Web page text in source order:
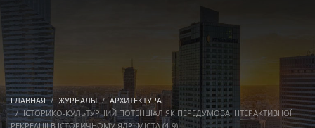
ГЛАВНАЯ ЖУРНАЛЫ
АРХИТЕКТУРА
ІСТОРИКО-КУЛЬТУРНИЙ ПОТЕНЦІАЛ ЯК ПЕРЕДУМОВА ІНТЕРАКТИВНОЇ
РЕКРЕАЦІЇ В ІСТОРИЧНОМУ ЯДРІ МІСТА (4-9)